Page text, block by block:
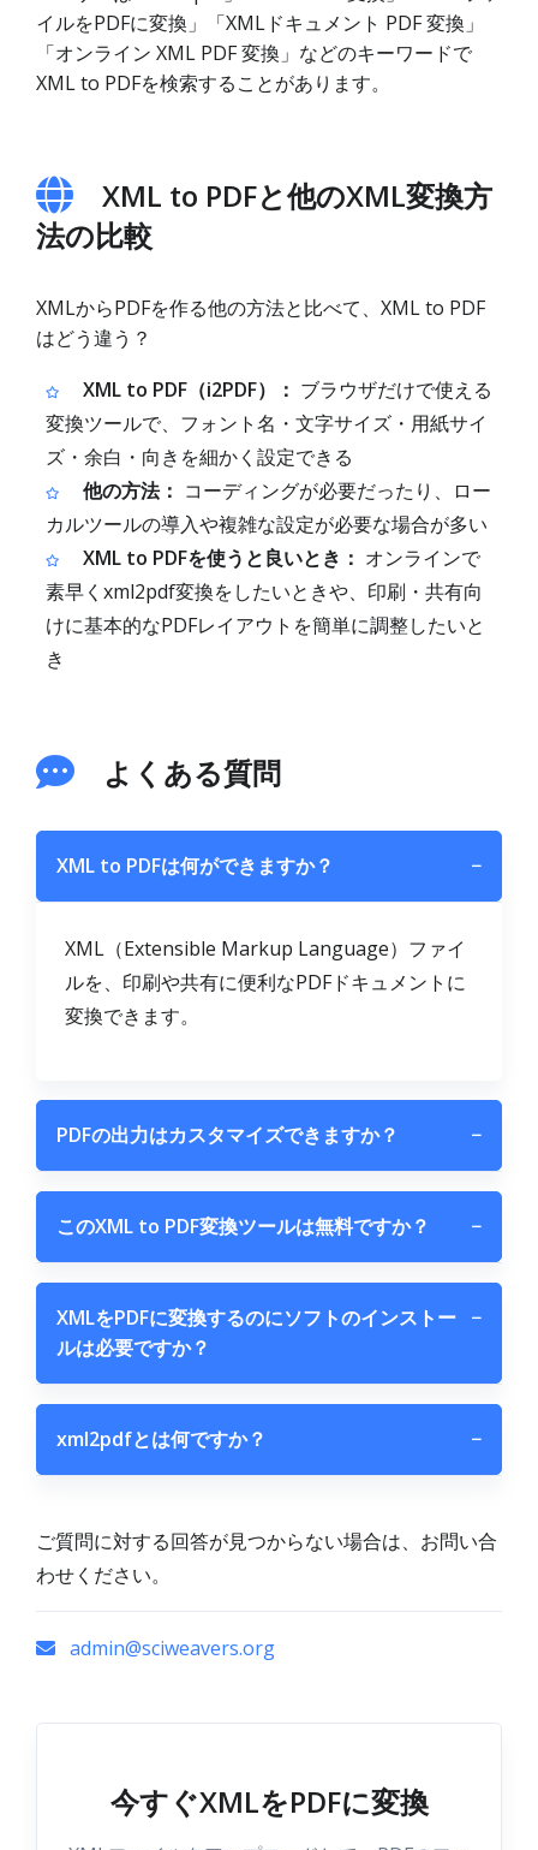
イルをPDFに変換」「XMLドキュメント PDF 変換」
「オンライン XML PDF 変換」などのキーワードで
XML to PDFを検索することがあります。
XML to PDFと他のXML変換方
法の比較
XMLからPDFを作る他の方法と比べて、XML to PDF
はどう違う？
XML to PDF（i2PDF）： ブラウザだけで使える
変換ツールで、フォント名・文字サイズ・用紙サイ
ズ・余白・向きを細かく設定できる
他の方法： コーディングが必要だったり、ロー
カルツールの導入や複雑な設定が必要な場合が多い
XML to PDFを使うと良いとき： オンラインで
素早くxml2pdf変換をしたいときや、印刷・共有向
けに基本的なPDFレイアウトを簡単に調整したいと
き
よくある質問
XML to PDFは何ができますか？ −
XML（Extensible Markup Language）ファイ
ルを、印刷や共有に便利なPDFドキュメントに
変換できます。
PDFの出力はカスタマイズできますか？ −
このXML to PDF変換ツールは無料ですか？ −
XMLをPDFに変換するのにソフトのインストー
ルは必要ですか？
−
xml2pdfとは何ですか？ −
ご質問に対する回答が見つからない場合は、お問い合
わせください。
admin@sciweavers.org
今すぐXMLをPDFに変換